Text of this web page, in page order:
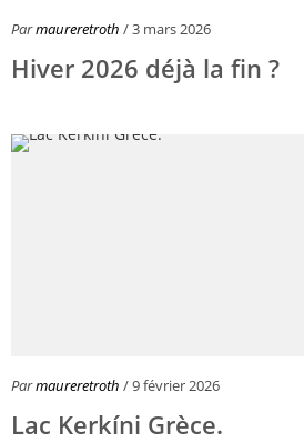
Parmaureretroth / 3 mars 2026
Hiver 2026 déjà la fin ?
Parmaureretroth / 9 février 2026
Lac Kerkíni Grèce.